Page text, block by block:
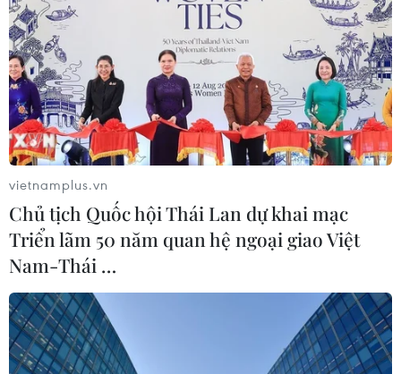
vietnamplus.vn
Chủ tịch Quốc hội Thái Lan dự khai mạc
Triển lãm 50 năm quan hệ ngoại giao Việt
Nam-Thái …